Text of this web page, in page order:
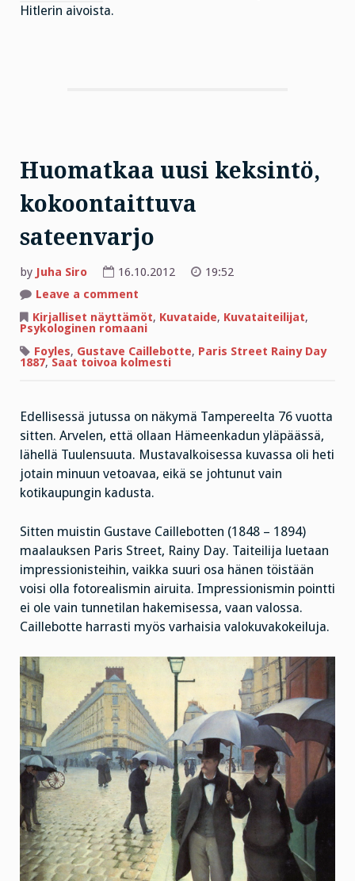
Hitlerin aivoista.
Huomatkaa uusi keksintö,
kokoontaittuva
sateenvarjo
by Juha Siro 16.10.2012
19:52
Leave a comment
uusi
keksintö,
sateenvarjo
Kirjalliset näyttämöt, Kuvataide, Kuvataiteilijat,
Psykologinen romaani
Foyles, Gustave Caillebotte, Paris Street Rainy Day
1887,Saat toivoa kolmesti
Edellisessä jutussa on näkymä Tampereelta 76 vuotta
sitten. Arvelen, että ollaan Hämeenkadun yläpäässä,
lähellä Tuulensuuta. Mustavalkoisessa kuvassa oli heti
jotain minuun vetoavaa, eikä se johtunut vain
kotikaupungin kadusta.
Sitten muistin Gustave Caillebotten (1848 – 1894)
maalauksen Paris Street, Rainy Day. Taiteilija luetaan
impressionisteihin, vaikka suuri osa hänen töistään
voisi olla fotorealismin airuita. Impressionismin pointti
ei ole vain tunnetilan hakemisessa, vaan valossa.
Caillebotte harrasti myös varhaisia valokuvakokeiluja.